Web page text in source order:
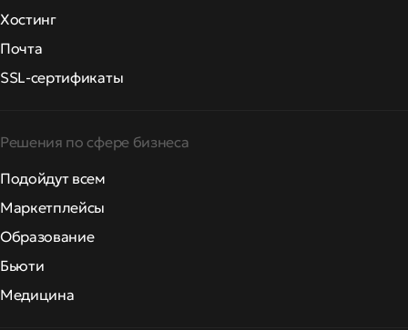
Хостинг
Почта
SSL-сертификаты
Решения по сфере бизнеса
Подойдут всем
Маркетплейсы
Образование
Бьюти
Медицина